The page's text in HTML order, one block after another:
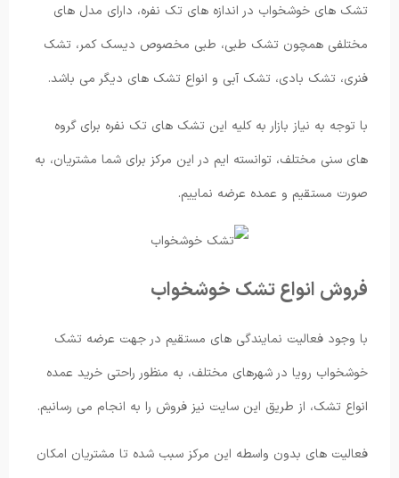
تشک های خوشخواب در اندازه های تک نفره، دارای مدل های
مختلفی همچون تشک طبی، طبی مخصوص دیسک کمر، تشک
فنری، تشک بادی، تشک آبی و انواع تشک های دیگر می باشد.
با توجه به نیاز بازار به کلیه این تشک های تک نفره برای گروه
های سنی مختلف، توانسته ایم در این مرکز برای شما مشتریان، به
صورت مستقیم و عمده عرضه نماییم.
فروش انواع تشک خوشخواب
با وجود فعالیت نمایندگی های مستقیم در جهت عرضه تشک
خوشخواب رویا در شهرهای مختلف، به منظور راحتی خرید عمده
انواع تشک، از طریق این سایت نیز فروش را به انجام می رسانیم.
فعالیت های بدون واسطه این مرکز سبب شده تا مشتریان امکان